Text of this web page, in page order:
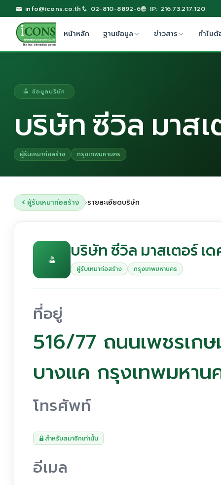
info@icons.co.th 02-810-8892-6 IP: 216.73.217.120
หน้าหลัก ฐานข้อมูล ข่าวสาร ทำไมต้
ข้อมูลบริษัท
บริษัท ซีวิล มาส
ผู้รับเหมาก่อสร้าง กรุงเทพมหานคร
ผู้รับเหมาก่อสร้าง ›รายละเอียดบริษัท
บริษัท ซีวิล มาสเตอร์ เ
ผู้รับเหมาก่อสร้าง กรุงเทพมหานคร
ที่อยู่
516/77 ถนนเพชรเก
บางแค กรุงเทพมหาน
โทรศัพท์
สำหรับสมาชิกเท่านั้น
อีเมล